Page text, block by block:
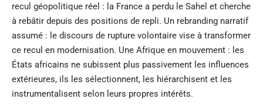
recul géopolitique réel : la France a perdu le Sahel et cherche
à rebâtir depuis des positions de repli. Un rebranding narratif
assumé : le discours de rupture volontaire vise à transformer
ce recul en modernisation. Une Afrique en mouvement : les
États africains ne subissent plus passivement les influences
extérieures, ils les sélectionnent, les hiérarchisent et les
instrumentalisent selon leurs propres intérêts.